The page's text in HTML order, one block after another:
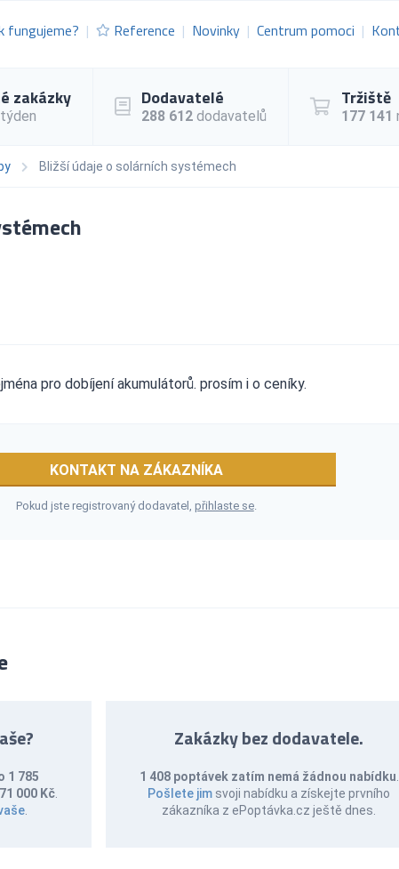
fungujeme? Reference Novinky Centrum pomoci
zakázky Dodavatelé
288 612 dodavatelů
Tržiště
177 141
Bližší údaje o solárních systémech
pro dobíjení akumulátorů. prosím i o ceníky.
KONTAKT NA ZÁKAZNÍKA
Pokud jste registrovaný dodavatel, přihlaste se.
1 785
000 Kč
.
Zakázky bez dodavatele.
1 408 poptávek zatím nemá žádnou nabídku
Pošlete jim svoji nabídku a získejte prvního
zákazníka z ePoptávka.cz ještě dnes.